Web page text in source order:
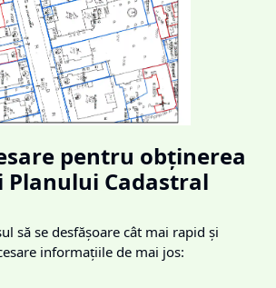
pentru obținerea
Planului Cadastral
să se desfășoare cât mai rapid și
informațiile de mai jos: